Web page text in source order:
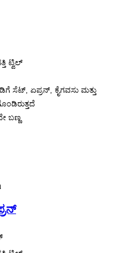
ಟ್ವಿಲ್
ಸೆಟ್, ಏಪ್ರನ್, ಕೈಗವಸು ಮತ್ತು
ಬಣ್ಣ